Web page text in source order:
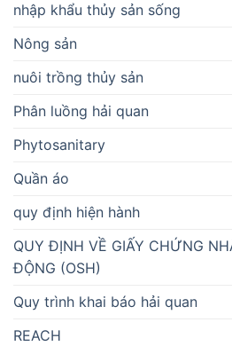
nhập khẩu thủy sản sống
Nông sản
nuôi trồng thủy sản
Phân luồng hải quan
Phytosanitary
Quần áo
quy định hiện hành
QUY ĐỊNH VỀ GIẤY CHỨNG
ĐỘNG (OSH)
Quy trình khai báo hải quan
REACH